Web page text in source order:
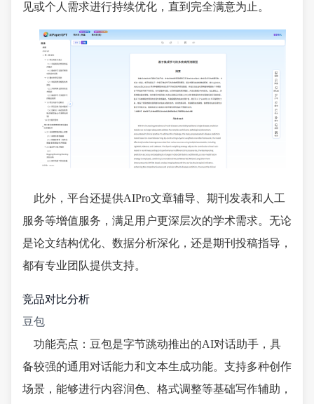
见或个人需求进行持续优化，直到完全满意为止。
此外，平台还提供AIPro文章辅导、期刊发表和人工
服务等增值服务，满足用户更深层次的学术需求。无论
是论文结构优化、数据分析深化，还是期刊投稿指导，
都有专业团队提供支持。
竞品对比分析
豆包
功能亮点：豆包是字节跳动推出的AI对话助手，具
备较强的通用对话能力和文本生成功能。支持多种创作
场景，能够进行内容润色、格式调整等基础写作辅助，